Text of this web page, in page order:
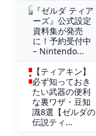
『ゼルダ ティア
ーズ』公式設定
資料集が発売
に！予約受付中
– Nintendo...
【ティアキン】
必ず知っておき
たい武器の便利
な裏ワザ・豆知
識8選【ゼルダの
伝説ティ...